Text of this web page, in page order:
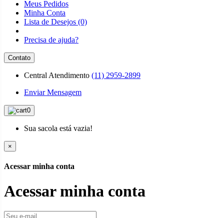
Meus Pedidos
Minha Conta
Lista de Desejos (0)
Precisa de ajuda?
Contato
Central Atendimento (11) 2959-2899
Enviar Mensagem
0
Sua sacola está vazia!
×
Acessar minha conta
Acessar minha conta